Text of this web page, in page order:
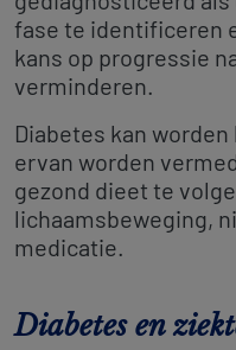
fase te identificeren
kans op progressie
verminderen.
Diabetes kan
ervan worden
gezond dieet te
lichaamsbeweging,
medicatie.
Diabetes en